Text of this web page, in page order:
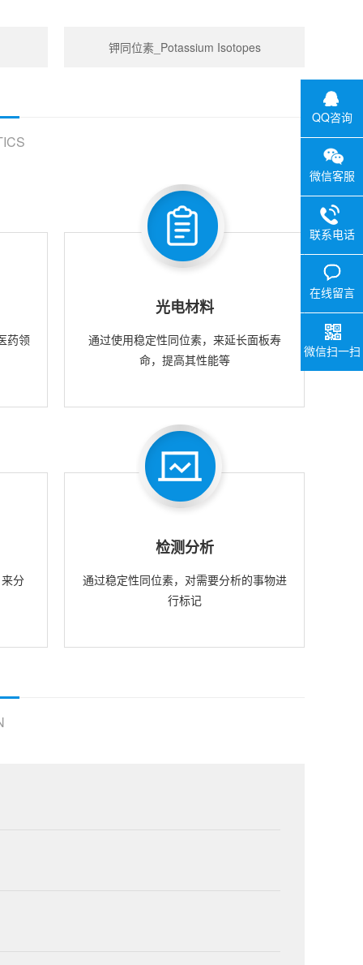
钾同位素_Potassium Isotopes
药领
光电材料
通过使用稳定性同位素，来延长面板寿
命，提高其性能等
分
检测分析
通过稳定性同位素，对需要分析的事物进
行标记
QQ咨询
微信客服
联系电话
在线留言
微信扫一扫